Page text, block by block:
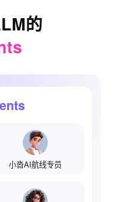
的
小沓AI航线专员